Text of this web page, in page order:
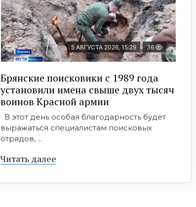
5 АВГУСТА 2026, 15:29 36
Брянские поисковики с 1989 года
установили имена свыше двух тысяч
воинов Красной армии
В этот день особая благодарность будет
выражаться специалистам поисковых
отрядов, ...
Читать далее